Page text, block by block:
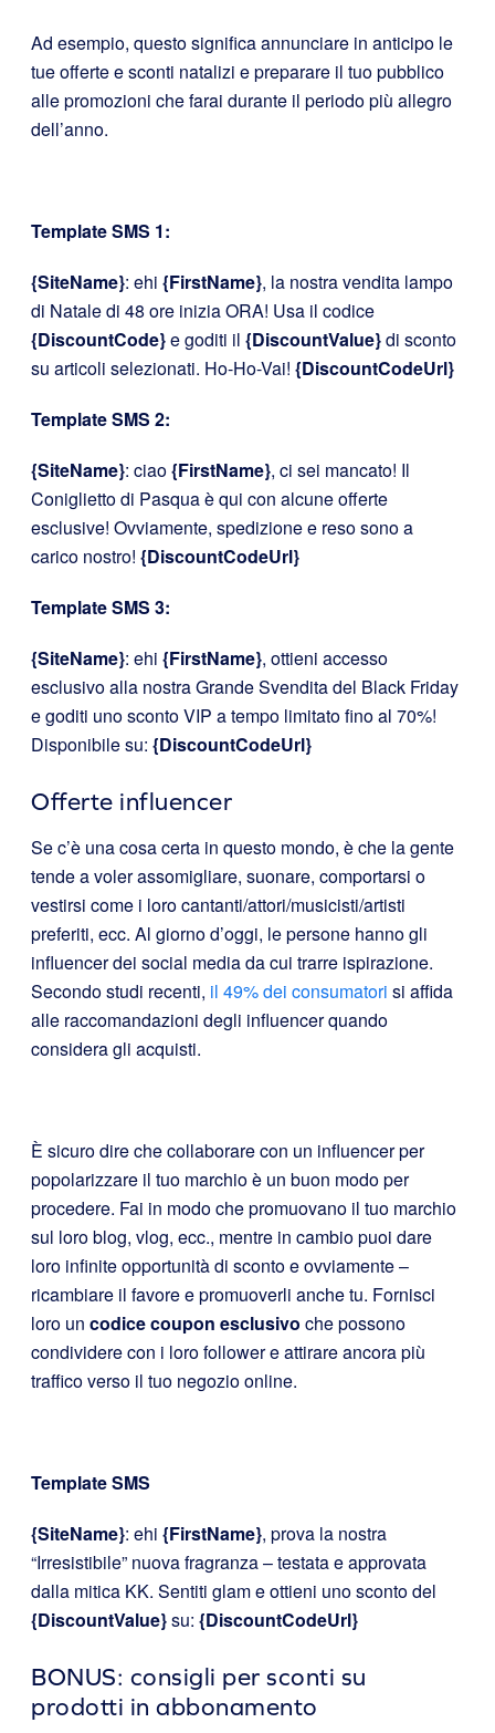
Ad esempio, questo significa annunciare in anticipo le
tue offerte e sconti natalizi e preparare il tuo pubblico
alle promozioni che farai durante il periodo più allegro
dell’anno.
Template SMS 1:
{SiteName}: ehi {FirstName}, la nostra vendita lampo
di Natale di 48 ore inizia ORA! Usa il codice
{DiscountCode}e goditi il {DiscountValue}di sconto
su articoli selezionati. Ho-Ho-Vai! {DiscountCodeUrl}
Template SMS 2:
{SiteName}: ciao{FirstName}, ci sei mancato! Il
Coniglietto di Pasqua è qui con alcune offerte
esclusive! Ovviamente, spedizione e reso sono a
carico nostro! {DiscountCodeUrl}
Template SMS 3:
{SiteName}: ehi {FirstName}, ottieni accesso
esclusivo alla nostra Grande Svendita del Black Friday
e goditi uno sconto VIP a tempo limitato fino al 70%!
Disponibile su: {DiscountCodeUrl}
Offerte influencer
Se c’è una cosa certa in questo mondo, è che la gente
tende a voler assomigliare, suonare, comportarsi o
vestirsi come i loro cantanti/attori/musicisti/artisti
preferiti, ecc. Al giorno d’oggi, le persone hanno gli
influencer dei social media da cui trarre ispirazione.
Secondo studi recenti, il 49% dei consumatori si affida
alle raccomandazioni degli influencer quando
considera gli acquisti.
È sicuro dire che collaborare con un influencer per
popolarizzare il tuo marchio è un buon modo per
procedere. Fai in modo che promuovano il tuo marchio
sul loro blog, vlog, ecc., mentre in cambio puoi dare
loro infinite opportunità di sconto e ovviamente –
ricambiare il favore e promuoverli anche tu. Fornisci
loro un codice coupon esclusivo che possono
condividere con i loro follower e attirare ancora più
traffico verso il tuo negozio online.
Template SMS
{SiteName}: ehi {FirstName}, prova la nostra
“Irresistibile” nuova fragranza – testata e approvata
dalla mitica KK. Sentiti glam e ottieni uno sconto del
{DiscountValue}su: {DiscountCodeUrl}
BONUS: consigli per sconti su
prodotti in abbonamento